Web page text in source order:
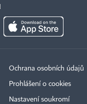
Ochrana osobních údajů
Prohlášení o cookies
Nastavení soukromí